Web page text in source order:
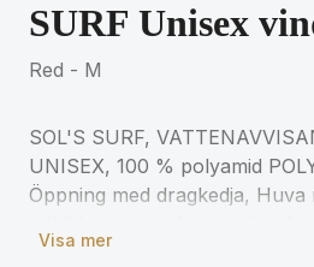
SURF Unisex
Red - M
SOL'S SURF,
UNISEX, 100 % polyamid
Öppning med dragkedja,
Hopfällbart ''i väskan''-system
Visa mer